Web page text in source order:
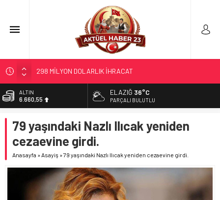
298 MİLYON DOLARLIK İHRACAT
ERDEM; ENTÜBE EDİLDİ…
ELAZIĞ’DA TEFECİLİK OPERASYONU
TÜRK OĞUZ BOYLARI
BİST
13.779,39
47,7111
EURO
55,1881
ELAZIĞ 36°C
PARÇALI BULUTLU
79 yaşındaki Nazlı Ilıcak yeniden
cezaevine girdi.
Anasayfa »Asayiş »79 yaşındaki Nazlı Ilıcak yeniden cezaevine girdi.